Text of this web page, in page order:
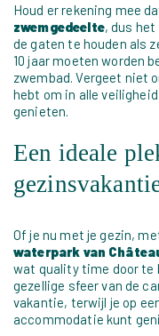
Houd er rekening mee
zwemgedeelte, dus het
de gaten te houden als
10 jaar moeten worden
zwembad. Vergeet niet
hebt om in alle
genieten.
Een ideale
Of je nu met je gezin,
waterpark van
wat quality time door te
gezellige sfeer van de
vakantie, terwijl je op
accommodatie kunt